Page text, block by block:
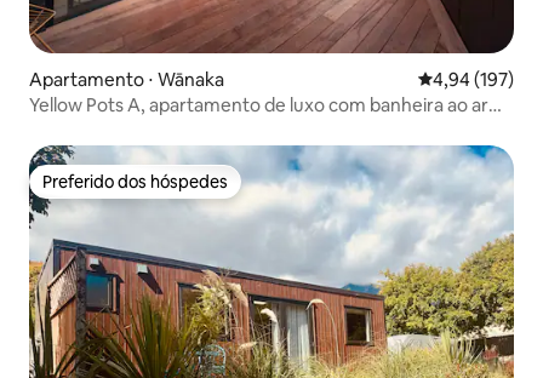
Apartamento ⋅ Wānaka 4,94 de uma
4,94 (197)
Yellow Pots A, apartamento de luxo com banheira ao ar
Preferido dos hóspedes
Preferido dos hóspedes